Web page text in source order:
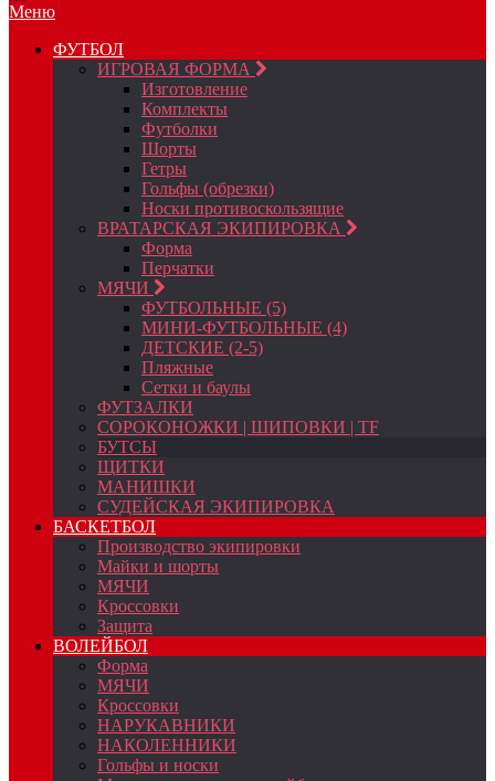
Меню
ФУТБОЛ
ИГРОВАЯ ФОРМА
Изготовление
Комплекты
Футболки
Шорты
Гетры
Гольфы (обрезки)
Носки противоскользящие
ВРАТАРСКАЯ ЭКИПИРОВКА
Форма
Перчатки
МЯЧИ
ФУТБОЛЬНЫЕ (5)
МИНИ-ФУТБОЛЬНЫЕ (4)
ДЕТСКИЕ (2-5)
Пляжные
Сетки и баулы
ФУТЗАЛКИ
СОРОКОНОЖКИ | ШИПОВКИ | TF
БУТСЫ
ЩИТКИ
МАНИШКИ
СУДЕЙСКАЯ ЭКИПИРОВКА
БАСКЕТБОЛ
Производство экипировки
Майки и шорты
МЯЧИ
Кроссовки
Защита
ВОЛЕЙБОЛ
Форма
МЯЧИ
Кроссовки
НАРУКАВНИКИ
НАКОЛЕННИКИ
Гольфы и носки